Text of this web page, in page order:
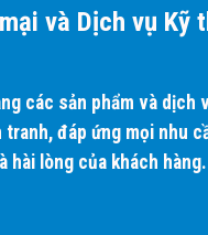
và nấm mốc bám trên
phân tử phân hủy mạnh.
nấm mốc trong vòng 24
và Dịch vụ Kỹ
các sản phẩm và dịch
đáp ứng mọi nhu
hài lòng của khách hàng.